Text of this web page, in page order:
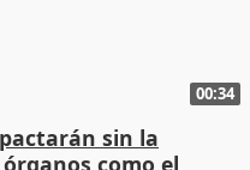
00:34
sin la
como el